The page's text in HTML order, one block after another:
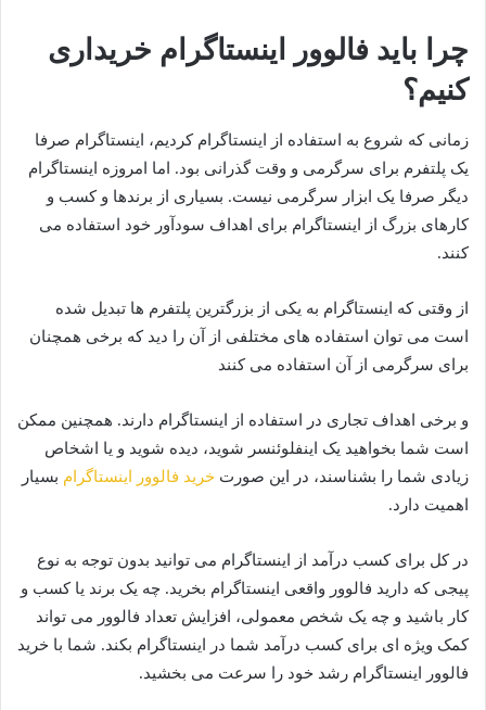
چرا باید فالوور اینستاگرام خریداری
کنیم؟
زمانی که شروع به استفاده از اینستاگرام کردیم، اینستاگرام صرفا
یک پلتفرم برای سرگرمی و وقت گذرانی بود. اما امروزه اینستاگرام
دیگر صرفا یک ابزار سرگرمی نیست. بسیاری از برندها و کسب و
کارهای بزرگ از اینستاگرام برای اهداف سودآور خود استفاده می
کنند.
از وقتی که اینستاگرام به یکی از بزرگترین پلتفرم ها تبدیل شده
است می توان استفاده های مختلفی از آن را دید که برخی همچنان
برای سرگرمی از آن استفاده می کنند
و برخی اهداف تجاری در استفاده از اینستاگرام دارند. همچنین ممکن
است شما بخواهید یک اینفلوئنسر شوید، دیده شوید و یا اشخاص
زیادی شما را بشناسند، در این صورت خرید فالوور اینستاگرام بسیار
اهمیت دارد.
در کل برای کسب درآمد از اینستاگرام می توانید بدون توجه به نوع
پیجی که دارید فالوور واقعی اینستاگرام بخرید. چه یک برند یا کسب و
کار باشید و چه یک شخص معمولی، افزایش تعداد فالوور می تواند
کمک ویژه ای برای کسب درآمد شما در اینستاگرام بکند. شما با خرید
فالوور اینستاگرام رشد خود را سرعت می بخشید.